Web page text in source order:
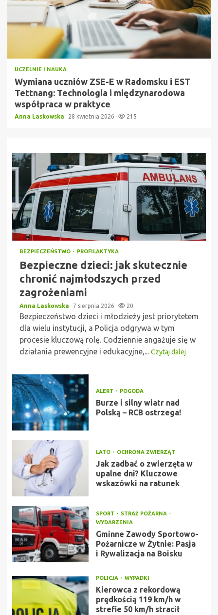
UCZELNIE I NAUKA
Wymiana uczniów ZSE-E w Radomsku i EST
Tettnang: Technologia i międzynarodowa
współpraca w praktyce
Anna Laskowska 28 kwietnia 2026 215
BEZPIECZEŃSTWO PROFILAKTYKA
Bezpieczne dzieci: jak skutecznie
chronić najmłodszych przed
zagrożeniami
Anna Laskowska 7 sierpnia 2026 20
Bezpieczeństwo dzieci i młodzieży jest priorytetem
dla wielu instytucji, a Policja odgrywa w tym
procesie kluczową rolę. Codziennie angażuje się w
działania prewencyjne i edukacyjne,... Czytaj dalej
ALERT POGODA
Burze i silny wiatr nad
Polską – RCB ostrzega!
LATO OCHRONA ZWIERZĄT
Jak zadbać o zwierzęta w
upalne dni? Kluczowe
wskazówki na ratunek
SPORT
STRAŻ POŻARNA
WYDARZENIA
Gminne Zawody Sportowo-
Pożarnicze w Żytnie: Pasja
i Rywalizacja na Boisku
POLICJA WYPADKI
Kierowca z rekordową
prędkością 119 km/h w
strefie 50 km/h stracił